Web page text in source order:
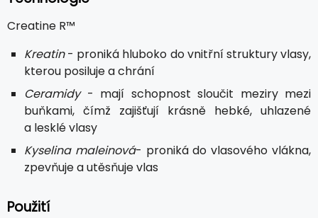
Creatine R™
Kreatin- proniká hluboko do vnitřní struktury vlasy,
kterou posiluje a chrání
Ceramidy- mají schopnost sloučit meziry mezi
buňkami, čímž zajišťují krásně hebké, uhlazené
a lesklé vlasy
Kyselina maleinová- proniká do vlasového vlákna,
zpevňuje a utěsňuje vlas
Použití